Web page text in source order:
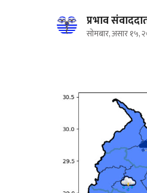
प्रभाव
सोमबार, असार १५,